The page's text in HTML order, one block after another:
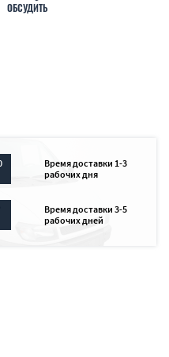
ОБСУДИТЬ
Время доставки 1-3
рабочих дня
Время доставки 3-5
рабочих дней